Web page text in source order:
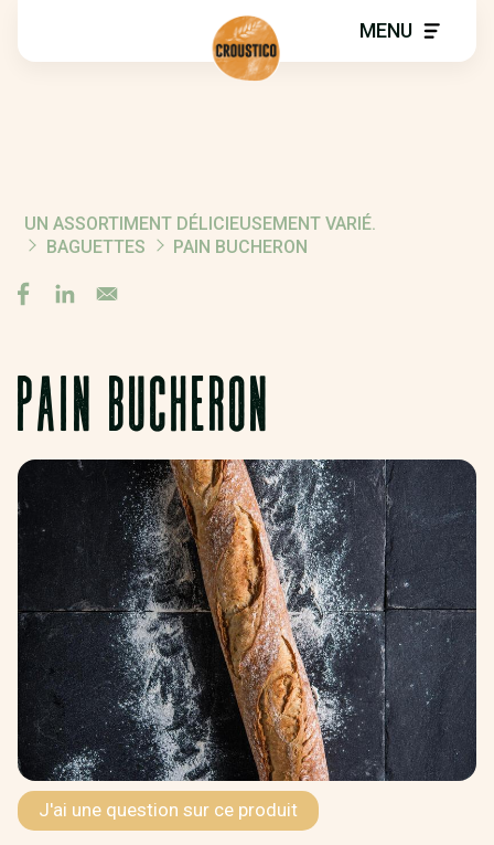
MENU
FIL
D'ARIANE
UN ASSORTIMENT DÉLICIEUSEMENT VARIÉ.
BAGUETTES
PAIN BUCHERON
PAIN BUCHERON
J'ai une question sur ce produit